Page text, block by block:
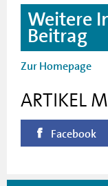
Weitere
Beitrag
Zur Homepage
ARTIKEL
Facebook